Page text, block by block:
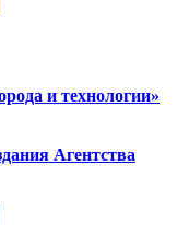
и технологии»
Агентства